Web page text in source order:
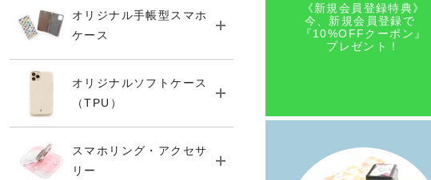
オリジナル手帳型スマホ
ケース
オリジナルソフトケース
（TPU）
スマホリング・アクセサ
リー
《新規会員登録特典》
今、新規会員登録で
『10%OFFクーポン』
プレゼント！